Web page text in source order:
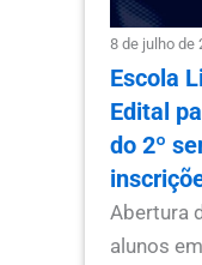
8 de julho de
Escola
Edital
do 2º
Abertura
alunos